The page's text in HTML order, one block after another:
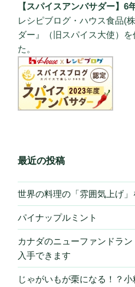
【スパイスアンバサダー】6
レシピブログ・ハウス食品(
ダー』（旧スパイス大使）
た。
最近の投稿
世界の料理の「雰囲気上げ」
パイナップルミント
カナダのニューファンドラ
入手できます
じゃがいもが栗になる！？